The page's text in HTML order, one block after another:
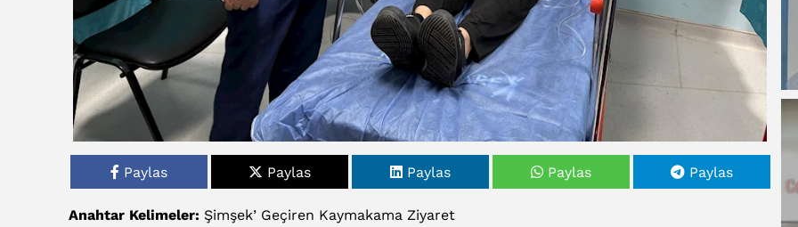
Paylas Paylas Paylas Paylas Paylas
Anahtar Kelimeler: Şimşek’ Geçiren Kaymakama Ziyaret